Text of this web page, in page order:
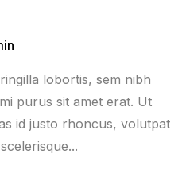
lobortis, sem nibh
purus sit amet erat. Ut
id justo rhoncus, volutpat